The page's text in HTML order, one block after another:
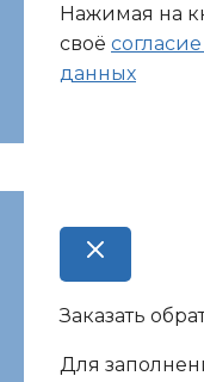
Нажимая на
своё
данных
Заказать
Для